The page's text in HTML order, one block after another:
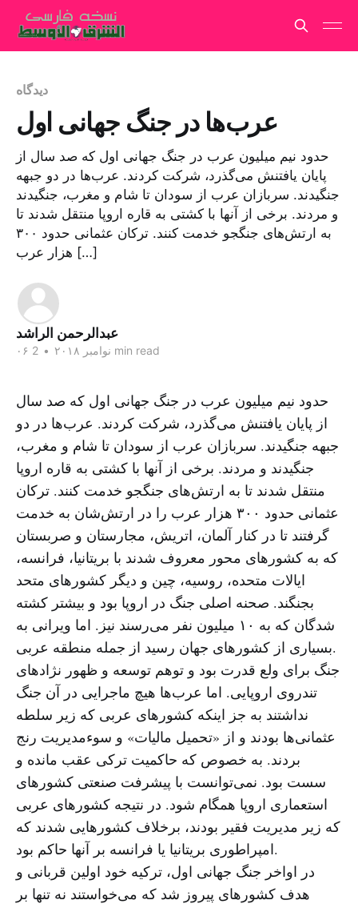
دیدگاه
عرب‌ها در جنگ جهانی اول
حدود نیم میلیون عرب در جنگ جهانی اول که صد سال از
پایان یافتنش می‌گذرد، شرکت کردند. عرب‌ها در دو جبهه
جنگیدند. سربازان عرب از سودان تا شام و مغرب، جنگیدند
و مردند. برخی از آنها با کشتی به قاره اروپا منتقل شدند تا
به ارتش‌های جنگجو خدمت کنند. ترکان عثمانی حدود ۳۰۰
هزار عرب […]
عبدالرحمن الراشد
۰۶ نوامبر ۲۰۱۸ • 2 min read
حدود نیم میلیون عرب در جنگ جهانی اول که صد سال
از پایان یافتنش می‌گذرد، شرکت کردند. عرب‌ها در دو
جبهه جنگیدند. سربازان عرب از سودان تا شام و مغرب،
جنگیدند و مردند. برخی از آنها با کشتی به قاره اروپا
منتقل شدند تا به ارتش‌های جنگجو خدمت کنند. ترکان
عثمانی حدود ۳۰۰ هزار عرب را در ارتش‌شان به خدمت
گرفتند تا در کنار آلمان، اتریش، مجارستان و صربستان
که به کشورهای محور معروف شدند با بریتانیا، فرانسه،
ایالات متحده، روسیه، چین و دیگر کشورهای متحد
بجنگند. صحنه اصلی جنگ‌ در اروپا بود و بیشتر کشته
شدگان که به ۱۰ میلیون نفر می‌رسند نیز. اما ویرانی به
بسیاری از کشورهای جهان رسید از جمله منطقه عربی.
جنگ برای ولع قدرت بود و توهم توسعه و ظهور نژادهای
تندروی اروپایی. اما عرب‌ها هیچ ماجرایی در آن جنگ
نداشتند به جز اینکه کشورهای عربی که زیر سلطه
عثمانی‌ها بودند و از «تحمیل مالیات» و سوءمدیریت رنج
بردند. به خصوص که حاکمیت ترکی عقب مانده و
سست بود. نمی‌توانست با پیشرفت صنعتی کشورهای
استعماری اروپا همگام شود. در نتیجه کشورهای عربی
که زیر مدیریت فقیر بودند، برخلاف کشورهایی شدند که
امپراطوری بریتانیا یا فرانسه بر آنها حاکم بود.
در اواخر جنگ جهانی اول، ترکیه خود اولین قربانی و
هدف کشورهای پیروز شد که می‌خواستند نه تنها بر